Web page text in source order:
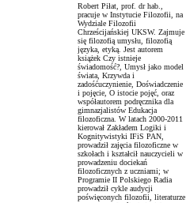
Robert Piłat, prof. dr hab.,
pracuje w Instytucie Filozofii, na
Wydziale Filozofii
Chrześcijańskiej UKSW. Zajmuje
się filozofią umysłu, filozofią
języka, etyką. Jest autorem
książek Czy istnieje
świadomość?, Umysł jako model
świata, Krzywda i
zadośćuczynienie, Doświadczenie
i pojęcie, O istocie pojęć, oraz
współautorem podręcznika dla
gimnazjalistów Edukacja
filozoficzna. W latach 2000-2011
kierował Zakładem Logiki i
Kognitywistyki IFiS PAN,
prowadził zajęcia filozoficzne w
szkołach i kształcił nauczycieli w
prowadzeniu dociekań
filozoficznych z uczniami; w
Programie II Polskiego Radia
prowadził cykle audycji
poświęconych filozofii, literaturze